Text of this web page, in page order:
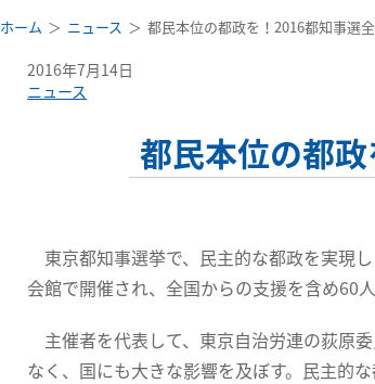
ホーム ニュース 都民本位の都政を！2016都知事選
2016年7月14日
ニュース
都民本位の都
東京都知事選挙で、民主的な都政を実現
会館で開催され、全国からの支援を含め60
主催者を代表して、東京自治労連の荻原
なく、国にも大きな影響を及ぼす。民主的